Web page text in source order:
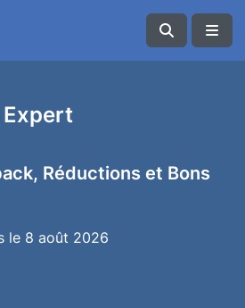
Expert
Réductions et Bons
le 8 août 2026